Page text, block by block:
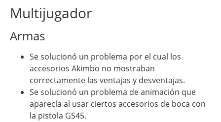
Multijugador
Armas
Se solucionó un problema por el cual los
accesorios Akimbo no mostraban
correctamente las ventajas y desventajas.
Se solucionó un problema de animación que
aparecía al usar ciertos accesorios de boca con
la pistola GS45.